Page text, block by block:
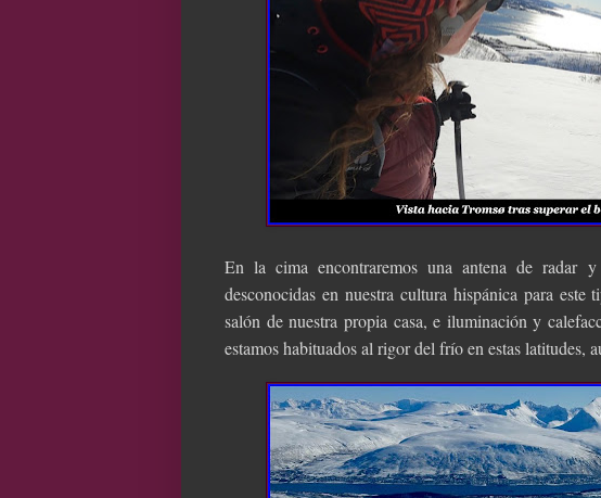
En la cima encontraremos una antena de radar
desconocidas en nuestra cultura hispánica para
salón de nuestra propia casa, e iluminación y
estamos habituados al rigor del frío en estas latitudes,